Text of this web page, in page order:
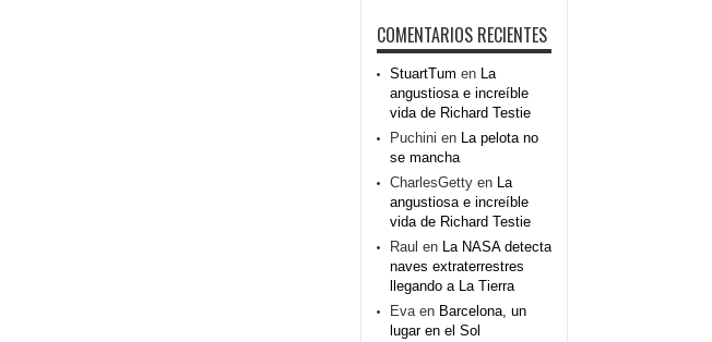
COMENTARIOS RECIENTES
StuartTum en La
angustiosa e increíble
vida de Richard Testie
Puchini en La pelota no
se mancha
CharlesGetty en La
angustiosa e increíble
vida de Richard Testie
Raul en La NASA detecta
naves extraterrestres
llegando a La Tierra
Evaen Barcelona, un
lugar en el Sol